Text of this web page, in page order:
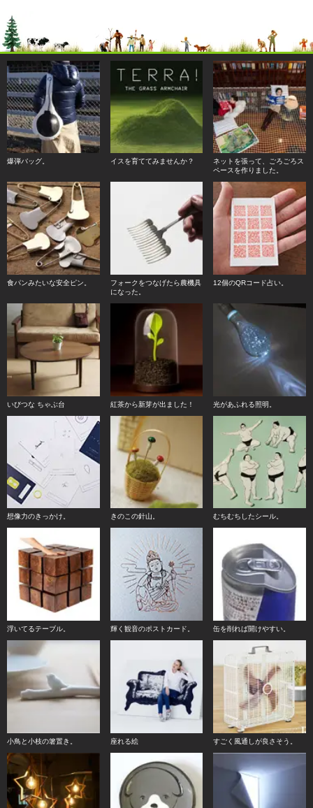
爆弾バッグ。 イスを育ててみませんか？
ネットを張って、ごろごろス
ペースを作りました。
食パンみたいな安全ピン。
フォークをつなげたら農機具
になった。
12個のQRコード占い。
いびつな ちゃぶ台 紅茶から新芽が出ました！ 光があふれる照明。
想像力のきっかけ。 きのこの針山。 むちむちしたシール。
浮いてるテーブル。 輝く観音のポストカード。 缶を削れば開けやすい。
小鳥と小枝の箸置き。 座れる絵 すごく風通しが良さそう。